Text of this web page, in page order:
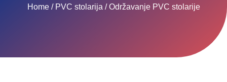
Home / PVC stolarija / Održavanje PVC stolarije